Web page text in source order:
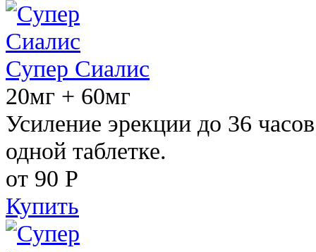
Супер Сиалис
20мг + 60мг
Усиление эрекции до 36
одной таблетке.
от 90 Р
Купить